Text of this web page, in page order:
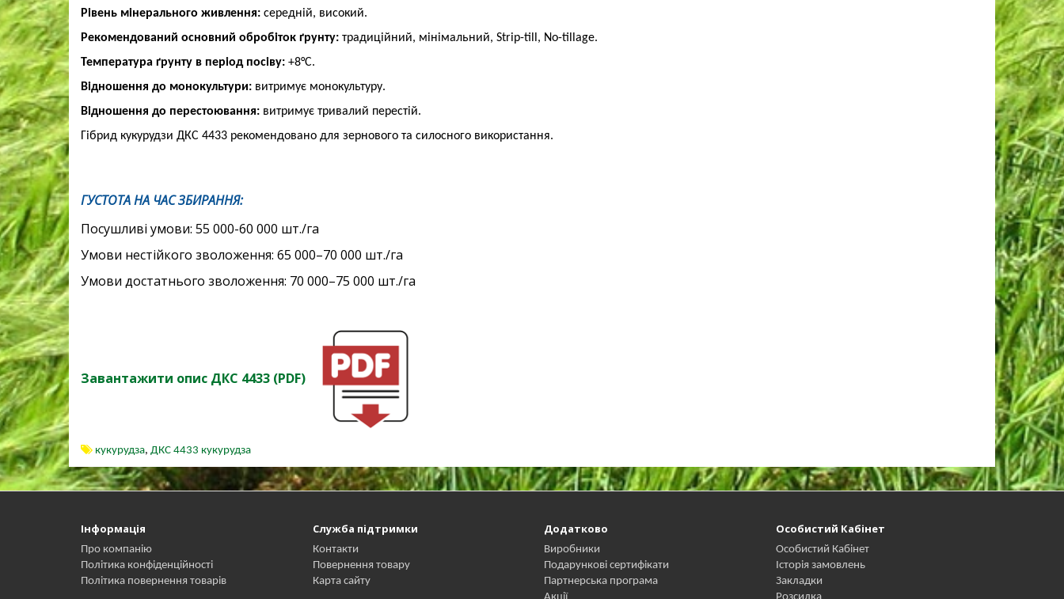
Рівень мінерального живлення: середній, високий.
Рекомендований основний обробіток ґрунту: традиційний, мінімальний, Strip-till, No-tillage.
Температура ґрунту в період посіву: +8°С.
Відношення до монокультури: витримує монокультуру.
Відношення до перестоювання: витримує тривалий перестій.
Гібрид кукурудзи ДКС 4433 рекомендовано для зернового та силосного використання.
ГУСТОТА НА ЧАС ЗБИРАННЯ:
Посушливі умови: 55 000-60 000 шт./га
Умови нестійкого зволоження: 65 000–70 000 шт./га
Умови достатнього зволоження: 70 000–75 000 шт./га
Завантажити опис ДКС 4433 (PDF)
кукурудза, ДКС 4433 кукурудза
Інформація
Про компанію
Політика конфіденційності
Політика повернення товарів
Служба підтримки
Контакти
Повернення товару
Карта сайту
Додатково
Виробники
Подарункові сертифікати
Партнерська програма
Особистий Кабінет
Особистий Кабінет
Історія замовлень
Закладки